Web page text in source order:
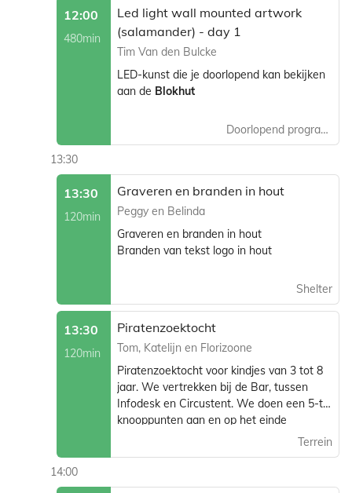
12:00
480min
Led light wall mounted artwork
(salamander) - day 1
Tim Van den Bulcke
LED-kunst die je doorlopend kan bekijken
aan de Blokhut
Doorlopend programma
13:30
13:30
120min
Graveren en branden in hout
Peggy en Belinda
Graveren en branden in hout
Branden van tekst logo in hout
Shelter
13:30
120min
Piratenzoektocht
Tom, Katelijn en Florizoone
Piratenzoektocht voor kindjes van 3 tot 8
jaar. We vertrekken bij de Bar, tussen
Infodesk en Circustent. We doen een 5-tal
knooppunten aan en op het einde
Terrein
14:00